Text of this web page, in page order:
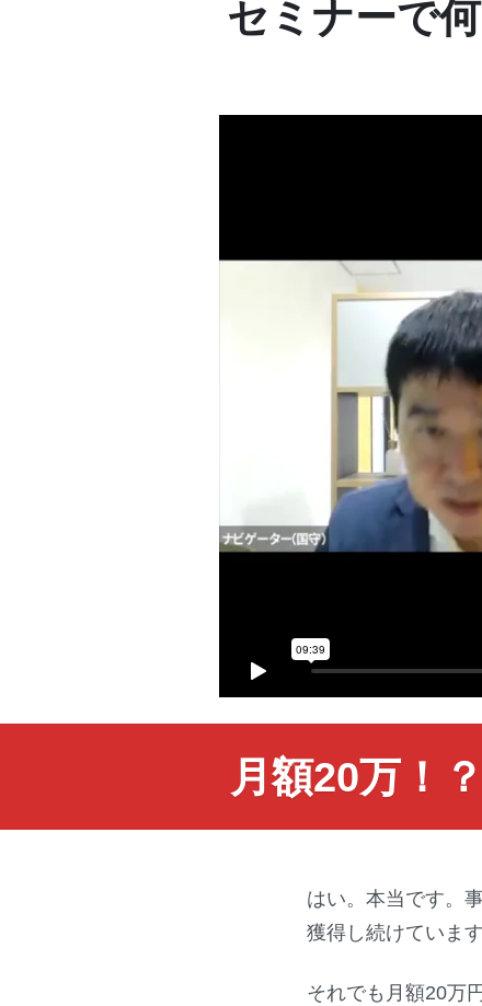
セミナーで
月額20万！
はい。本当です。
獲得し続けていま
それでも月額20万